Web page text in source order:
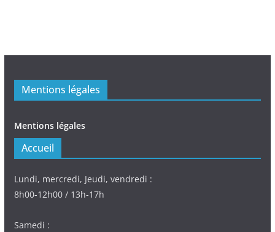
Mentions légales
Mentions légales
Accueil
Lundi, mercredi, Jeudi, vendredi :
8h00-12h00 / 13h-17h
Samedi :